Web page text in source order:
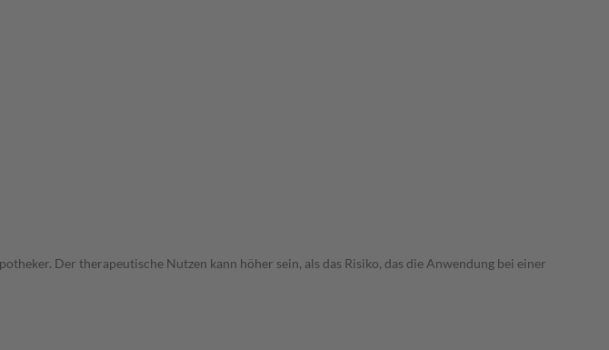
Der therapeutische Nutzen kann höher sein, als das Risiko, das die Anwendung bei einer